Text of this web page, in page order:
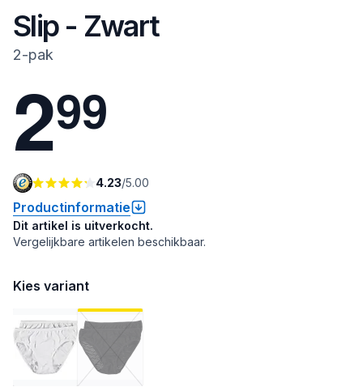
Slip - Zwart
2-pak
299
4.23/5.00
Productinformatie
Dit artikel is uitverkocht.
Vergelijkbare artikelen beschikbaar.
Kies variant